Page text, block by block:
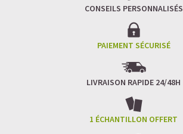
CONSEILS PERSONNALISÉS
PAIEMENT SÉCURISÉ
LIVRAISON RAPIDE 24/48H
1 ÉCHANTILLON OFFERT